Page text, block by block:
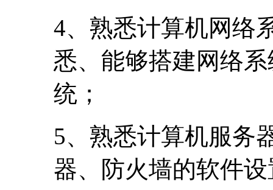
4、熟悉计算机网络
悉、能够搭建网络
统；
5、熟悉计算机服务
器、防火墙的软件